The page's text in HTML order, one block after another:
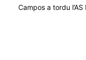
Campos a tordu l’AS